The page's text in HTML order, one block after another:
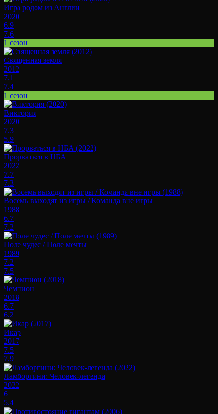
Игра родом из Англии
2020
6.9
7.6
1 сезон
Священная земля
2012
7.1
7.4
1 сезон
Виктория
2020
7.3
5.9
Прорваться в НБА
2022
7.7
7.3
Восемь выходят из игры / Команда вне игры
1988
6.7
7.2
Поле чудес / Поле мечты
1989
7.2
7.5
Чемпион
2018
6.7
6.2
Икар
2017
7.5
7.9
Ламборгини: Человек-легенда
2022
6
5.4